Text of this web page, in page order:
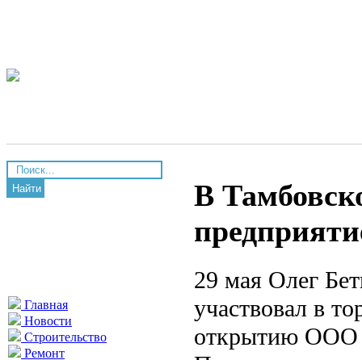
Найти
Главная
Новости
Строительство
Ремонт
В
29 мая Олег
участвовал в
открытию ООО